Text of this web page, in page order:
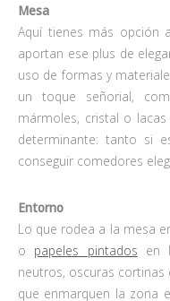
Mesa
Aquí tienes más opción
aportan ese plus de
uso de formas y
un toque señorial,
mármoles, cristal o
determinante: tanto si
conseguir comedores
Entorno
Lo que rodea a la mesa
o papeles pintados en
neutros, oscuras
que enmarquen la zona